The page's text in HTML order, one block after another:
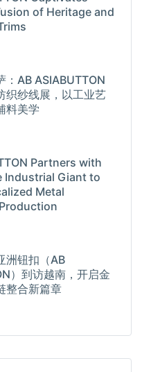
of Heritage and
：AB ASIABUTTON
织纱线展，以工业艺
料美学
Partners with
Industrial Giant to
Metal
洲钮扣（AB
）到访越南，开启金
整合新篇章